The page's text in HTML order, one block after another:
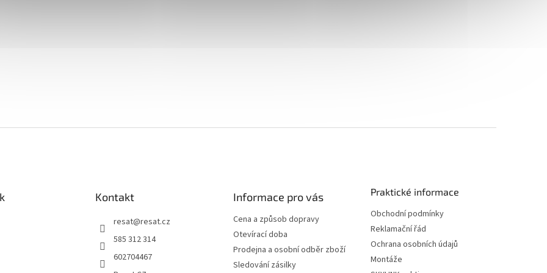
Kontakt
resat@resat.cz
585 312 314
602704467
Informace pro vás
Cena a způsob dopravy
Otevírací doba
Prodejna a osobní odběr zboží
Sledování zásilky
Praktické informace
Obchodní podmínky
Reklamační řád
Ochrana osobních údajů
Montáže